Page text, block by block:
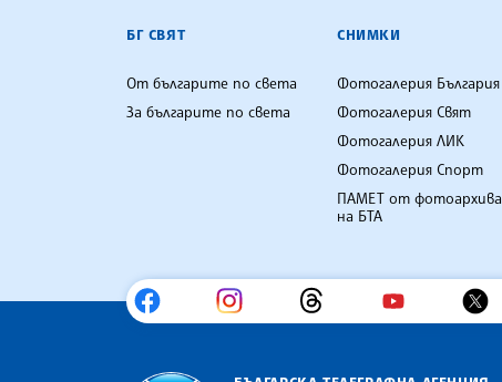
БГ СВЯТ
От българите по света
За българите по света
СНИМКИ
Фотогалерия България
Фотогалерия Свят
Фотогалерия ЛИК
Фотогалерия Спорт
ПАМЕТ от фотоархива
на БТА